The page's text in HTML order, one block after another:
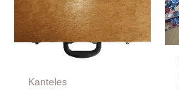
Kanteles